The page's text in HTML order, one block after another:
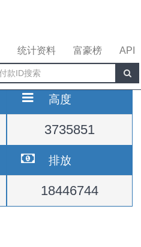
统计资料 富豪榜 API
高度
3735851
排放
18446744